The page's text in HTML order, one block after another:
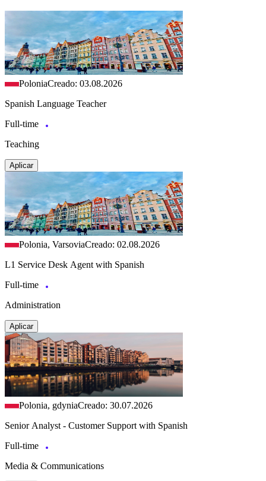
PoloniaCreado: 03.08.2026
Spanish Language Teacher
Full-time
Teaching
Aplicar
Polonia, VarsoviaCreado: 02.08.2026
L1 Service Desk Agent with Spanish
Full-time
Administration
Aplicar
Polonia, gdyniaCreado: 30.07.2026
Senior Analyst - Customer Support with Spanish
Full-time
Media & Communications